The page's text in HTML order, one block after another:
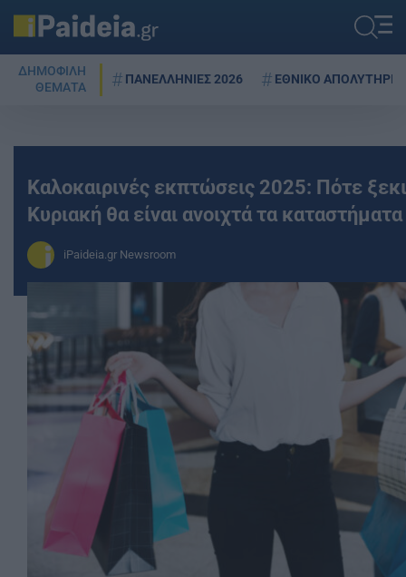
ΔΗΜΟΦΙΛΗ
ΘΕΜΑΤΑ
ΠΑΝΕΛΛΗΝΙΕΣ 2026 ΕΘΝΙΚΟ ΑΠΟΛΥΤΗΡΙΟ
Καλοκαιρινές εκπτώσεις 2025: Πότε
Κυριακή θα είναι ανοιχτά τα καταστήματα
iPaideia.gr Newsroom